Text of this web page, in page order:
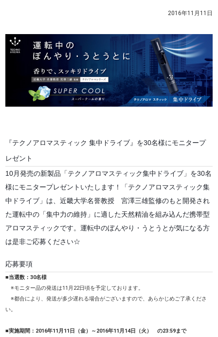
2016年11月11日
『テクノアロマスティック 集中ドライブ』を30名様にモニタープ
レゼント
10月発売の新製品「テクノアロマスティック集中ドライブ」を30名
様にモニタープレゼントいたします！「テクノアロマスティック集
中ドライブ」は、近畿大学名誉教授 宮澤三雄監修のもと開発され
た運転中の「集中力の維持」に適した天然精油を組み込んだ携帯型
アロマスティックです。運転中のぼんやり・うとうとが気になる方
は是非ご応募ください☆
応募要項
■当選数：30名様
※モニター品の発送は11月22日頃を予定しております。
※都合により、発送が多少遅れる場合がございますので、あらかじめご了承くださ
い。
■実施期間：2016年11月11日（金）～2016年11月14日（火） の23:59まで